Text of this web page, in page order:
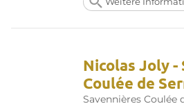
Nicolas Joly -
Coulée de
Savennières Coulée